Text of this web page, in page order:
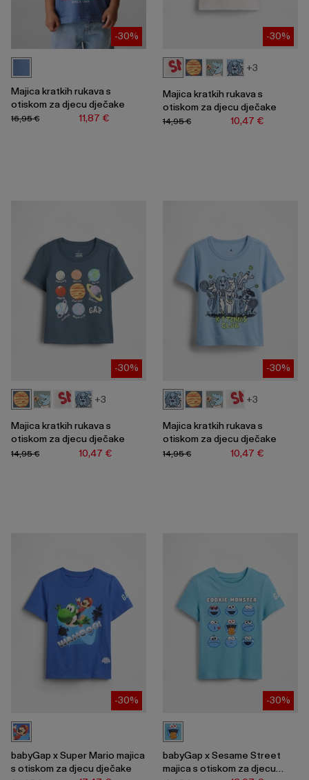
-30%
Majica kratkih rukava s
otiskom za djecu dječake
11,87 €
16,95 €
-30%
+3
Majica kratkih rukava s
otiskom za djecu dječake
10,47 €
14,95 €
-30%
+3
Majica kratkih rukava s
otiskom za djecu dječake
10,47 €
14,95 €
-30%
+3
Majica kratkih rukava s
otiskom za djecu dječake
10,47 €
14,95 €
-30%
babyGap x Super Mario majica
s otiskom za djecu dječake
-30%
babyGap x Sesame Street
majica s otiskom za djecu